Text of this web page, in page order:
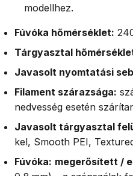
modellhez.
Fúvóka hőmérséklet:
Tárgyasztal
Javasolt nyomtatási
Filament szárazsága:
nedvesség esetén
Javasolt tárgyasztal
kel, Smooth PEI,
Fúvóka: megerősített /